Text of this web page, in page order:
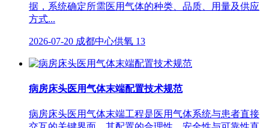
据，系统确定所需医用气体的种类、品质、用量及供应
方式...
2026-07-20 成都中心供氧 13
病房床头医用气体末端配置技术规范
病房床头医用气体末端工程是医用气体系统与患者直接